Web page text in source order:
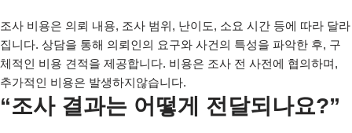
조사 비용은 의뢰 내용, 조사 범위, 난이도, 소요 시간 등에 따라 달라
집니다. 상담을 통해 의뢰인의 요구와 사건의 특성을 파악한 후, 구
체적인 비용 견적을 제공합니다. 비용은 조사 전 사전에 협의하며,
추가적인 비용은 발생하지않습니다.
“조사 결과는 어떻게 전달되나요?”